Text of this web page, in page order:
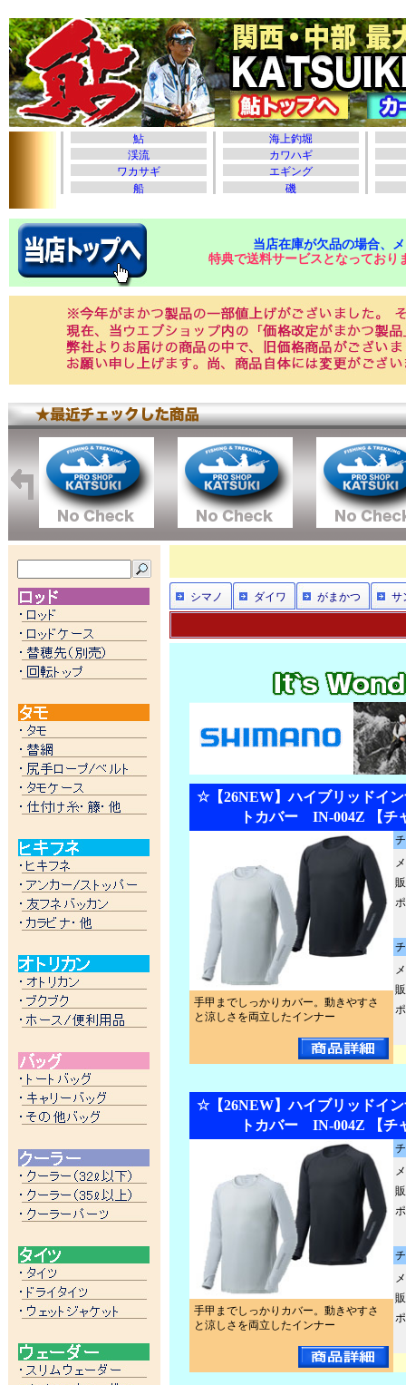
当店在庫が欠品の場合、
特典で送料サービスとなっており
シマノ ダイワ がまかつ サ
☆【26NEW】ハイブリッドイ
トカバー IN-004Z 【チ
手甲までしっかりカバー。動きやすさ
と涼しさを両立したインナー
☆【26NEW】ハイブリッドイ
トカバー IN-004Z 【チ
手甲までしっかりカバー。動きやすさ
と涼しさを両立したインナー